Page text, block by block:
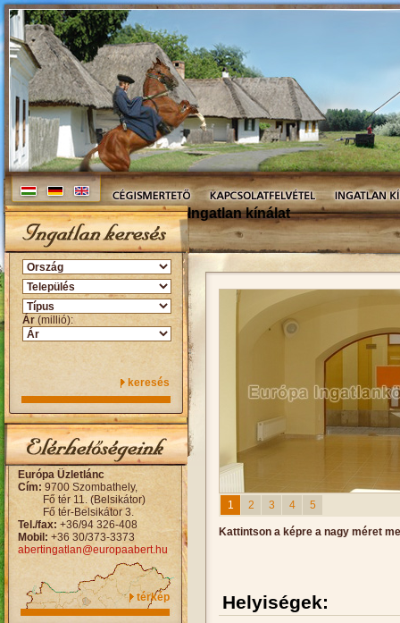
Ár (millió):
keresés
Európa Üzletlánc
Cím: 9700 Szombathely,
Fő tér 11. (Belsikátor)
Fő tér-Belsikátor 3.
Tel./fax: +36/94 326-408
Mobil: +36 30/373-3373
abertingatlan@europaabert.hu
térkép
Ingatlan kínálat
1 2 3 4 5
Kattintson a képre a nagy méret
Helyiségek: